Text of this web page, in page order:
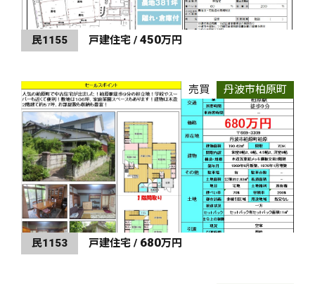
民1155 戸建住宅 / 450万円
売買 丹波市柏原町
民1153 戸建住宅 / 680万円